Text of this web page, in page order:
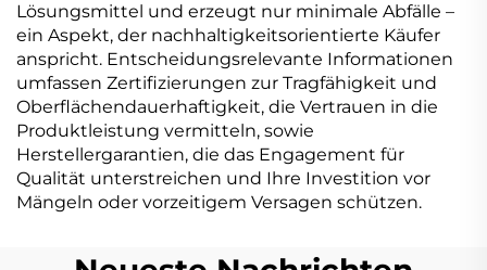
Lösungsmittel und erzeugt nur minimale Abfälle –
ein Aspekt, der nachhaltigkeitsorientierte Käufer
anspricht. Entscheidungsrelevante Informationen
umfassen Zertifizierungen zur Tragfähigkeit und
Oberflächendauerhaftigkeit, die Vertrauen in die
Produktleistung vermitteln, sowie
Herstellergarantien, die das Engagement für
Qualität unterstreichen und Ihre Investition vor
Mängeln oder vorzeitigem Versagen schützen.